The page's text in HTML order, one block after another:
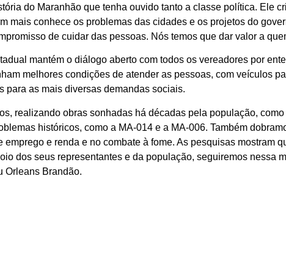
do Maranhão que tenha ouvido tanto a classe política. Ele
mais conhece os problemas das cidades e os projetos do
de cuidar das pessoas. Nós temos que dar valor a
mantém o diálogo aberto com todos os vereadores por
melhores condições de atender as pessoas, com veículos
para as mais diversas demandas sociais.
realizando obras sonhadas há décadas pela população,
históricos, como a MA-014 e a MA-006. Também
emprego e renda e no combate à fome. As pesquisas mostram
dos seus representantes e da população, seguiremos nessa
Orleans Brandão.